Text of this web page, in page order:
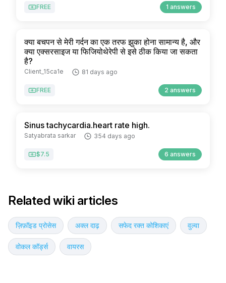
FREE 1 answers
क्या बचपन से मेरी गर्दन का एक तरफ झुका होना सामान्य है, और
क्या एक्सरसाइज या फिजियोथेरेपी से इसे ठीक किया जा सकता
है?
Client_15ca1e 81 days ago
FREE 2 answers
Sinus tachycardia.heart rate high.
Satyabrata sarkar 354 days ago
$7.5 6 answers
Related wiki articles
ज़िफ़ॉइड प्रोसेस अक्ल दाढ़ सफेद रक्त कोशिकाएं वुल्वा
वोकल कॉर्ड्स वायरस